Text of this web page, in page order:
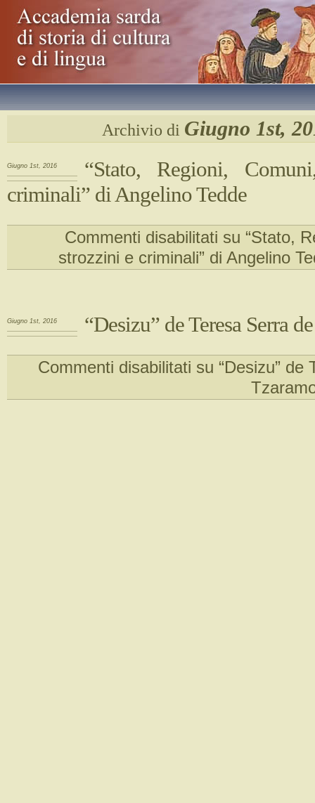
Archivio di Giugno 1st,
Giugno 1st, 2016
“Stato, Regioni,
criminali” di Angelino Tedde
Commenti disabilitati su “Stato,
strozzini e criminali” di Angelino
Giugno 1st, 2016 “Desizu” de Teresa Serra
Commenti disabilitati su “Desizu” de